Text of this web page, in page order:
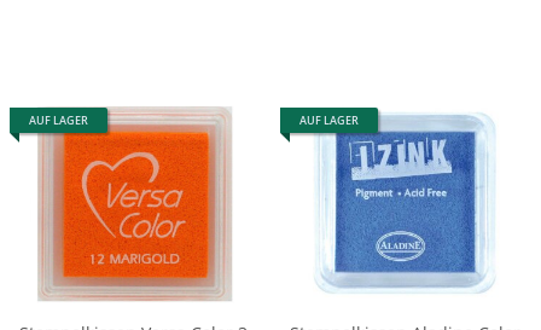
AUF LAGER AUF LAGER